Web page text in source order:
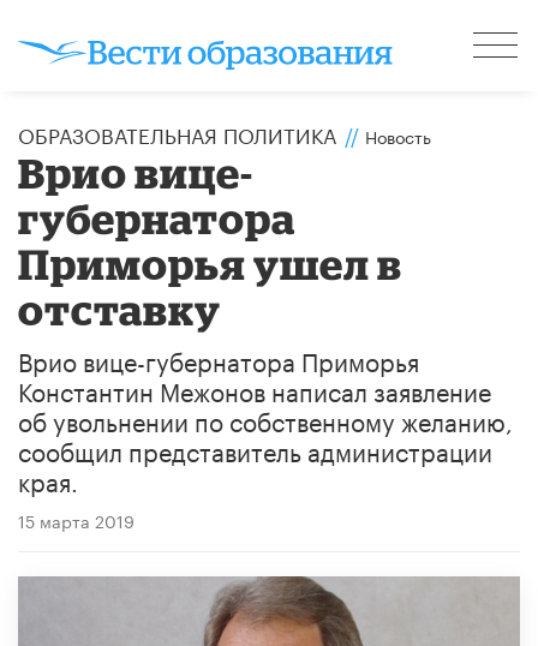
ОБРАЗОВАТЕЛЬНАЯ ПОЛИТИКА // Новость
Врио вице-
губернатора
Приморья ушел в
отставку
Врио вице-губернатора Приморья
Константин Межонов написал заявление
об увольнении по собственному желанию,
сообщил представитель администрации
края.
15 марта 2019